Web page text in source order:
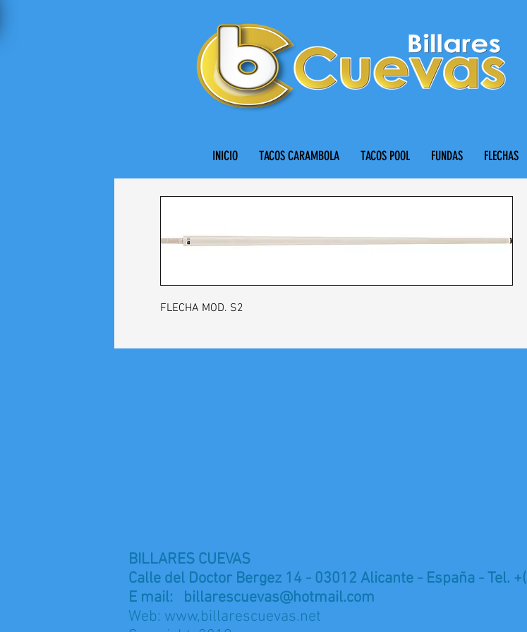
INICIO TACOS CARAMBOLA TACOS POOL FUNDAS FLECHAS
FLECHA MOD. S2
BILLARES CUEVAS
Calle del Doctor Bergez 14 - 03012 Alicante - España - Tel.
E mail: billarescuevas@hotmail.com
Web: www,billarescuevas.net